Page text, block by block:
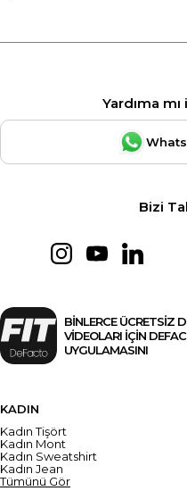
Yardıma
Bizi
BİNLERCE ÜCRETSİZ
VİDEOLARI İÇİN
UYGULAMASINI
KADIN
Kadın Tişört
Kadın Mont
Kadın Sweatshirt
Kadın Jean
Tümünü Gör